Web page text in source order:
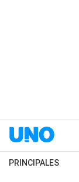
PRINCIPALES